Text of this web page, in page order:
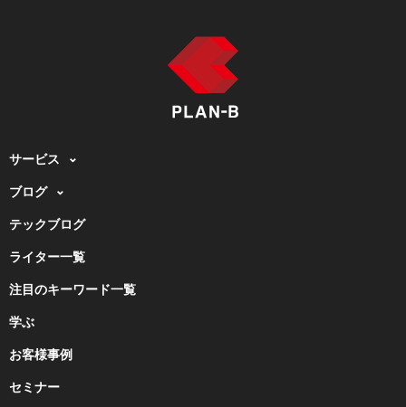
サービス
ブログ
テックブログ
ライター一覧
注目のキーワード一覧
学ぶ
お客様事例
セミナー